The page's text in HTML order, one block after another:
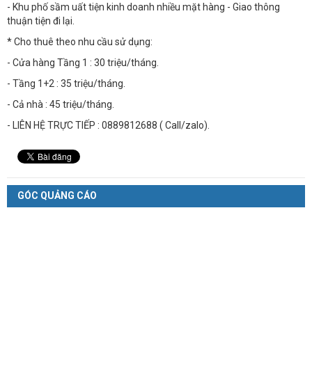
- Khu phố sầm uất tiện kinh doanh nhiều mặt hàng - Giao thông
thuận tiện đi lại.
* Cho thuê theo nhu cầu sử dụng:
- Cửa hàng Tầng 1 : 30 triệu/tháng.
- Tầng 1+2 : 35 triệu/tháng.
- Cả nhà : 45 triệu/tháng.
- LIÊN HỆ TRỰC TIẾP : 0889812688 ( Call/zalo).
GÓC QUẢNG CÁO